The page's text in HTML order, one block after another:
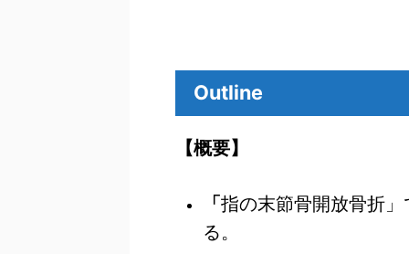
Outline
【概要】
「指の末節骨開放骨折
る。